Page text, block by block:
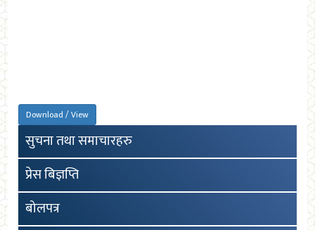
Download / View
सुचना तथा समाचारहरु
प्रेस बिज्ञप्ति
बोलपत्र